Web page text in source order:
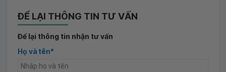
ĐỂ LẠI THÔNG TIN TƯ VẤN
Để lại thông tin nhận tư vấn
Họ và tên*